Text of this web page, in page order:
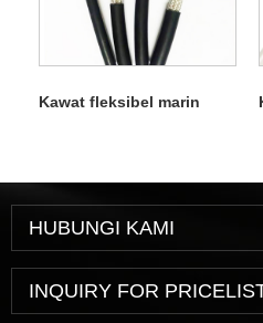
Kawat fleksibel marin
HUBUNGI KAMI
INQUIRY FOR